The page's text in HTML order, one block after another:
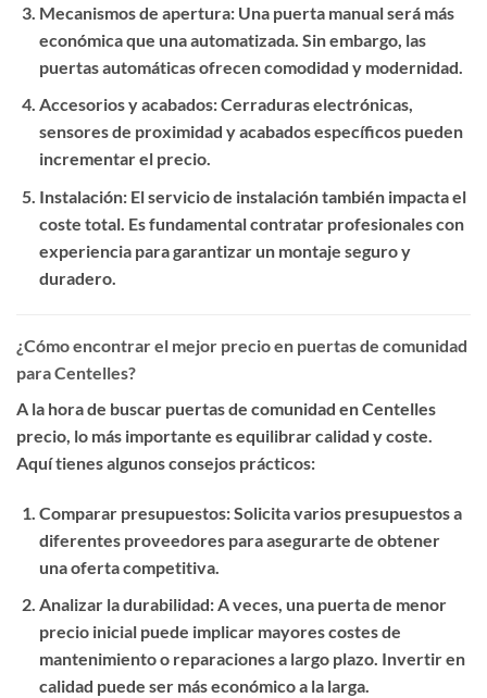
Mecanismos de apertura: Una puerta manual será más
económica que una automatizada. Sin embargo, las
puertas automáticas ofrecen comodidad y modernidad.
Accesorios y acabados: Cerraduras electrónicas,
sensores de proximidad y acabados específicos pueden
incrementar el precio.
Instalación: El servicio de instalación también impacta el
coste total. Es fundamental contratar profesionales con
experiencia para garantizar un montaje seguro y
duradero.
¿Cómo encontrar el mejor precio en puertas de comunidad
para Centelles?
A la hora de buscar puertas de comunidad en Centelles
precio, lo más importante es equilibrar calidad y coste.
Aquí tienes algunos consejos prácticos:
Comparar presupuestos: Solicita varios presupuestos a
diferentes proveedores para asegurarte de obtener
una oferta competitiva.
Analizar la durabilidad: A veces, una puerta de menor
precio inicial puede implicar mayores costes de
mantenimiento o reparaciones a largo plazo. Invertir en
calidad puede ser más económico a la larga.